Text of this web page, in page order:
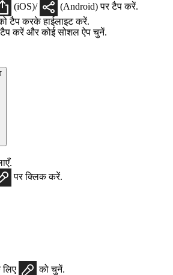
(iOS)/
(Android) पर टैप करें.
टैप करके हाईलाइट करें.
करें और कोई सोशल ऐप चुनें.
पर क्लिक करें.
को चुनें.